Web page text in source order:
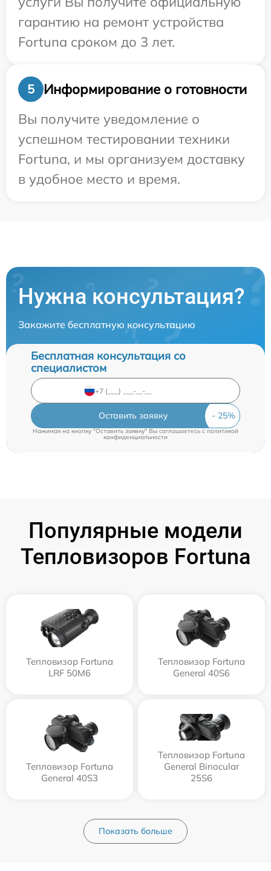
гарантию на ремонт устройства
Fortuna сроком до 3 лет.
5
Информирование о готовности
Вы получите уведомление о
успешном тестировании техники
Fortuna, и мы организуем доставку
в удобное место и время.
Нужна консультация?
Закажите бесплатную консультацию
Бесплатная консультация со
специалистом
Оставить заявку
Нажимая на кнопку "Оставить заявку" Вы соглашаетесь c политикой
конфиденциальности
Популярные модели
Тепловизоров Fortuna
Тепловизор Fortuna
LRF 50M6
Тепловизор Fortuna
General 40S6
Тепловизор Fortuna
General 40S3
Тепловизор Fortuna
General Binocular
25S6
Показать больше